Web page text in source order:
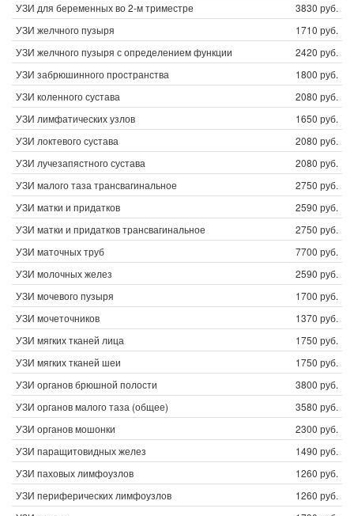
УЗИ для беременных во 2-м триместре
3830 руб.
УЗИ желчного пузыря
1710 руб.
УЗИ желчного пузыря с определением функции
2420 руб.
УЗИ забрюшинного пространства
1800 руб.
УЗИ коленного сустава
2080 руб.
УЗИ лимфатических узлов
1650 руб.
УЗИ локтевого сустава
2080 руб.
УЗИ лучезапястного сустава
2080 руб.
УЗИ малого таза трансвагинальное
2750 руб.
УЗИ матки и придатков
2590 руб.
УЗИ матки и придатков трансвагинальное
2750 руб.
УЗИ маточных труб
7700 руб.
УЗИ молочных желез
2590 руб.
УЗИ мочевого пузыря
1700 руб.
УЗИ мочеточников
1370 руб.
УЗИ мягких тканей лица
1750 руб.
УЗИ мягких тканей шеи
1750 руб.
УЗИ органов брюшной полости
3800 руб.
УЗИ органов малого таза (общее)
3580 руб.
УЗИ органов мошонки
2300 руб.
УЗИ паращитовидных желез
1490 руб.
УЗИ паховых лимфоузлов
1260 руб.
УЗИ периферических лимфоузлов
1260 руб.